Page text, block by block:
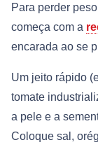
Para perder
começa com a
encarada ao se
Um jeito rápido
tomate
a pele e a
Coloque sal,